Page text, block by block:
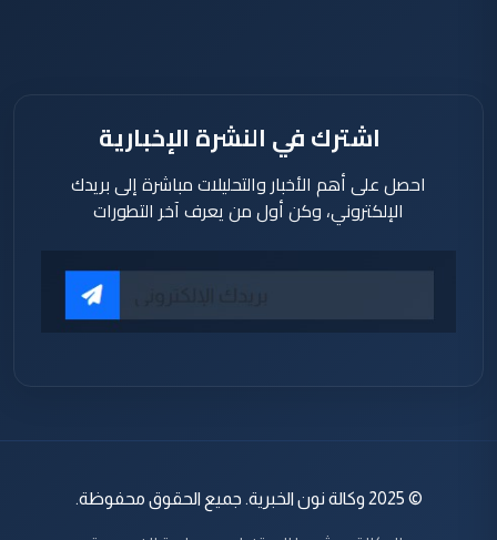
اشترك في النشرة الإخبارية
احصل على أهم الأخبار والتحليلات مباشرة إلى بريدك
الإلكتروني، وكن أول من يعرف آخر التطورات
© 2025 وكالة نون الخبرية. جميع الحقوق محفوظة.